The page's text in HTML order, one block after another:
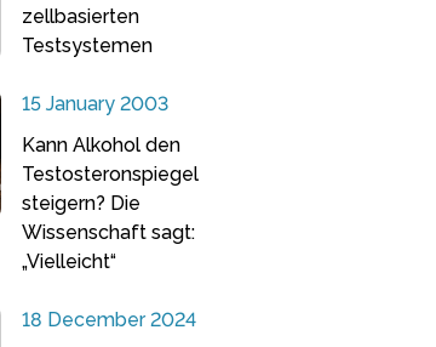
zellbasierten
Testsystemen
15 January 2003
Kann Alkohol den
Testosteronspiegel
steigern? Die
Wissenschaft sagt:
„Vielleicht“
18 December 2024